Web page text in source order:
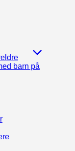
barn på